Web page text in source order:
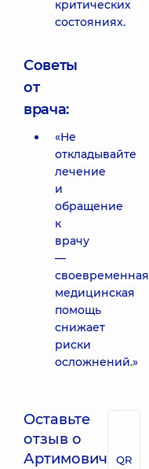
критических
состояниях.
Советы
от
врача:
«Не
откладывайте
лечение
и
обращение
к
врачу
—
своевременная
медицинская
помощь
снижает
риски
осложнений.»
Оставьте
отзыв о
Артимович
QR